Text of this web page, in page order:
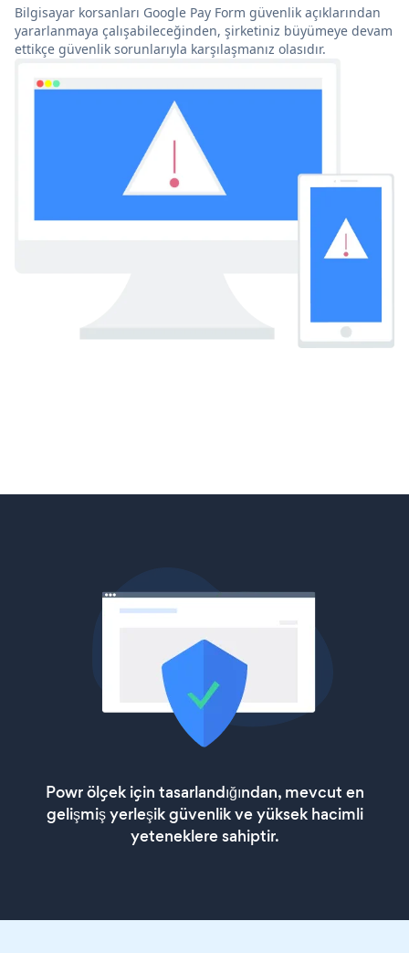
Bilgisayar korsanları Google Pay Form güvenlik açıklarından
yararlanmaya çalışabileceğinden, şirketiniz büyümeye devam
ettikçe güvenlik sorunlarıyla karşılaşmanız olasıdır.
Powr ölçek için tasarlandığından, mevcut en
gelişmiş yerleşik güvenlik ve yüksek hacimli
yeteneklere sahiptir.